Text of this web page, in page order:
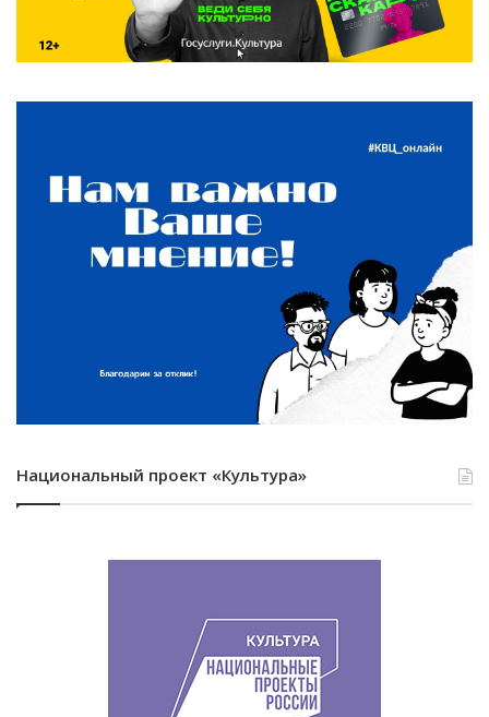
Национальный проект «Культура»